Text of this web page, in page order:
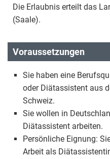
Die Erlaubnis erteilt das
(Saale).
Voraussetzungen
Sie haben eine
oder Diätassistent aus
Schweiz.
Sie wollen in
Diätassistent arbeiten.
Persönliche Eignung:
Arbeit als